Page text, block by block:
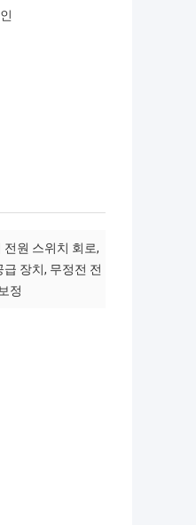
원 스위치 회로,
장치, 무정전 전
정